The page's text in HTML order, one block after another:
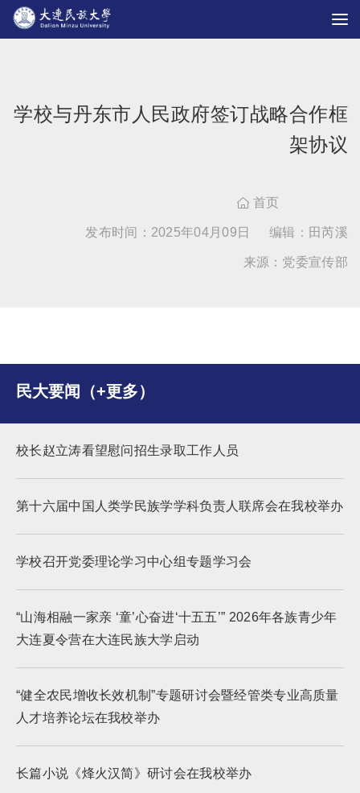
学校与丹东市人民政府签订战略合作框
架协议
 首页
发布时间：2025年04月09日 编辑：田芮溪
来源：党委宣传部
民大要闻（+更多）
校长赵立涛看望慰问招生录取工作人员
第十六届中国人类学民族学学科负责人联席会在我校举办
学校召开党委理论学习中心组专题学习会
“山海相融一家亲 ‘童’心奋进‘十五五’” 2026年各族青少年
大连夏令营在大连民族大学启动
“健全农民增收长效机制”专题研讨会暨经管类专业高质量
人才培养论坛在我校举办
长篇小说《烽火汉简》研讨会在我校举办